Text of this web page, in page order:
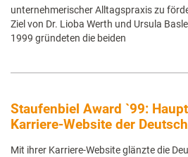
unternehmerischer Alltagspraxis zu
Ziel von Dr. Lioba Werth und Ursula
1999 gründeten die beiden
Staufenbiel Award `99:
Karriere-Website der
Mit ihrer Karriere-Website glänzte die